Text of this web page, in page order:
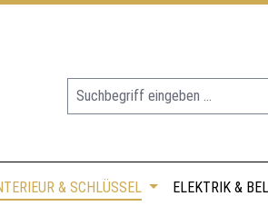
& SCHLÜSSEL ELEKTRIK &